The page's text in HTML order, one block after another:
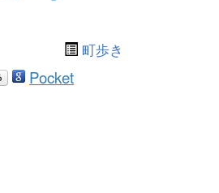
町歩き
Pocket